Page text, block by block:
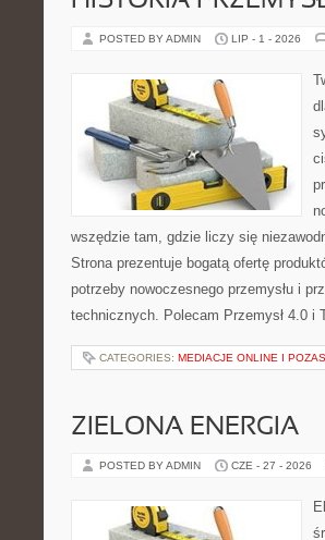
POSTED BY ADMIN LIP - 1 - 2026
wszędzie tam, gdzie liczy się
Strona prezentuje bogatą ofertę
potrzeby nowoczesnego przemysłu i
technicznych. Polecam Przemysł 4.0
CATEGORIES: MEDIACJE ONLINE I
ZIELONA ENERGIA
POSTED BY ADMIN CZE - 27 - 2026